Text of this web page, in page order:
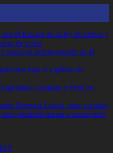
el fracaso de la ley de tierras y
de votos
sumó su primer triunfo en el
baja el capítulo de
Uruguay y Perú en
Benegas Lynch, muy cercano
venderle tierras a extranjeros